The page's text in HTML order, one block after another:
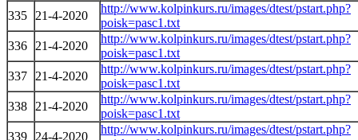
335
21-4-2020
http://www.kolpinkurs.ru/images/dtest/pstart.php?
poisk=pasc1.txt
336
21-4-2020
http://www.kolpinkurs.ru/images/dtest/pstart.php?
poisk=pasc1.txt
337
21-4-2020
http://www.kolpinkurs.ru/images/dtest/pstart.php?
poisk=pasc1.txt
338
21-4-2020
http://www.kolpinkurs.ru/images/dtest/pstart.php?
poisk=pasc1.txt
339
24-4-2020
http://www.kolpinkurs.ru/images/dtest/pstart.php?